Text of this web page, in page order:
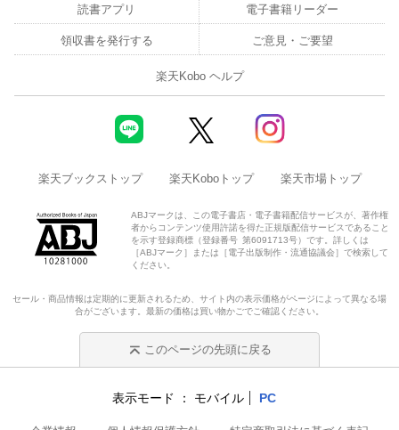
読書アプリ 電子書籍リーダー
領収書を発行する ご意見・ご要望
楽天Kobo ヘルプ
楽天ブックストップ 楽天Koboトップ 楽天市場トップ
ABJマークは、この電子書店・電子書籍配信サービスが、著作権
者からコンテンツ使用許諾を得た正規版配信サービスであること
を示す登録商標（登録番号 第6091713号）です。詳しくは
［ABJマーク］または［電子出版制作・流通協議会］で検索して
ください。
セール・商品情報は定期的に更新されるため、サイト内の表示価格がページによって異なる場
合がございます。最新の価格は買い物かごでご確認ください。
このページの先頭に戻る
表示モード モバイル PC